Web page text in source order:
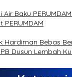
Air Baku
Hardiman Bebas
Dusun Lembah